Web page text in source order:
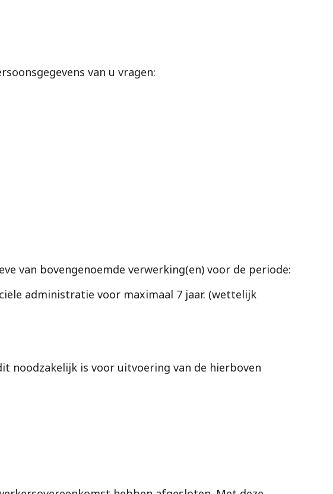
van u vragen:
van bovengenoemde verwerking(en) voor de periode:
administratie voor maximaal 7 jaar. (wettelijk
noodzakelijk is voor uitvoering van de hierboven